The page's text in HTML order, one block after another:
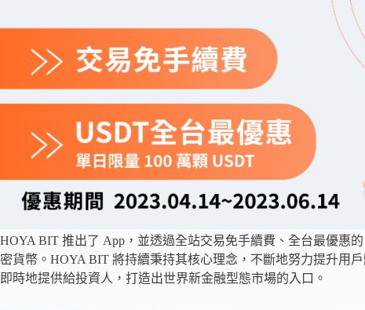
HOYA BIT 推出了 App，並透過全站交易免手續費、全台最優惠
密貨幣。HOYA BIT 將持續秉持其核心理念，不斷地努力提升用
即時地提供給投資人，打造出世界新金融型態市場的入口。